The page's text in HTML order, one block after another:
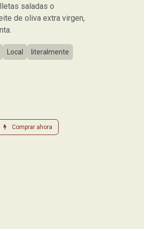
saladas o
de oliva extra virgen,
Local
literalmente
Comprar ahora